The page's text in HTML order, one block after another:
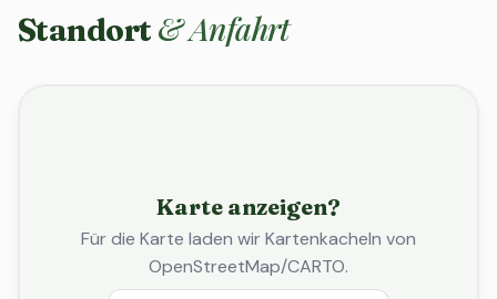
Standort & Anfahrt
Karte anzeigen?
Für die Karte laden wir Kartenkacheln von
OpenStreetMap/CARTO.